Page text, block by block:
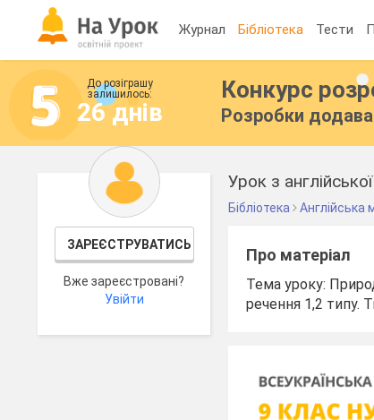
Журнал Бібліотека Тести
До розіграшу
залишилось:
26 днів
Конкурс
Розробки
ЗАРЕЄСТРУВАТИСЬ
Вже зареєстровані?
Увійти
Бібліотека Англійська
Про матеріал
Тема уроку:
речення 1,2 типу.